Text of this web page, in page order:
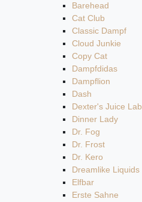
Barehead
Cat Club
Classic Dampf
Cloud Junkie
Copy Cat
Dampfdidas
Dampflion
Dash
Dexter's Juice Lab
Dinner Lady
Dr. Fog
Dr. Frost
Dr. Kero
Dreamlike Liquids
Elfbar
Erste Sahne